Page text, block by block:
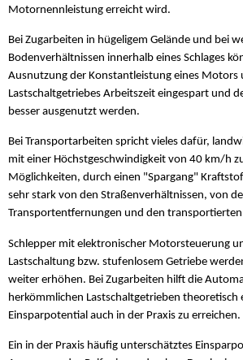
Motornennleistung erreicht wird.
Bei Zugarbeiten in hügeligem Gelände und bei
Bodenverhältnissen innerhalb eines Schlages
Ausnutzung der Konstantleistung eines Motors
Lastschaltgetriebes Arbeitszeit eingespart und
besser ausgenutzt werden.
Bei Transportarbeiten spricht vieles dafür,
mit einer Höchstgeschwindigkeit von 40 km/h
Möglichkeiten, durch einen "Spargang"
sehr stark von den Straßenverhältnissen, von
Transportentfernungen und den transportierten
Schlepper mit elektronischer Motorsteuerung
Lastschaltung bzw. stufenlosem Getriebe
weiter erhöhen. Bei Zugarbeiten hilft die
herkömmlichen Lastschaltgetrieben theoretisch
Einsparpotential auch in der Praxis zu erreichen.
Ein in der Praxis häufig unterschätztes